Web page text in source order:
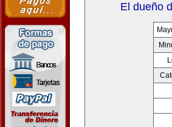
El dueño